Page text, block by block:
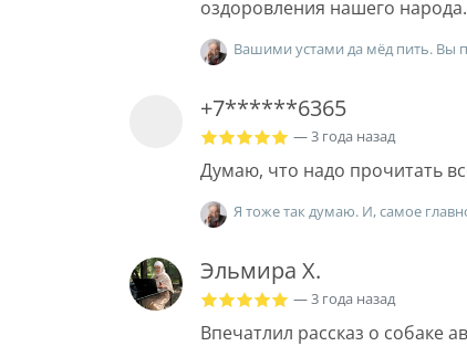
оздоровления нашего
Вашими устами да мёд пить. Вы
+7******6365
— 3 года назад
Думаю, что надо прочитать
Я тоже так думаю. И, самое
Эльмира Х.
— 3 года назад
Впечатлил рассказ о собаке